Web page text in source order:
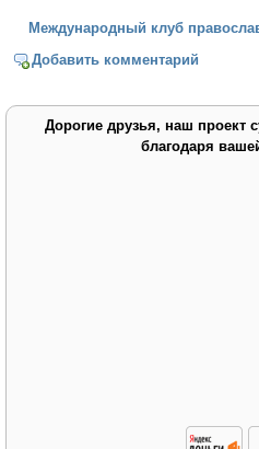
Международный клуб
Добавить комментарий
Дорогие друзья, наш проект
благодаря